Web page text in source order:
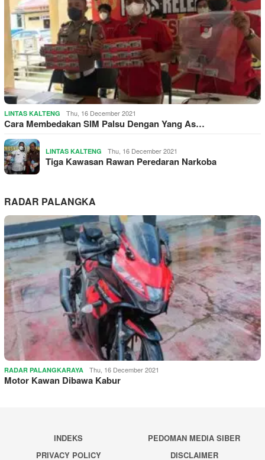
LINTAS KALTENG Thu, 16 December 2021
Cara Membedakan SIM Palsu Dengan Yang As…
LINTAS KALTENG Thu, 16 December 2021
Tiga Kawasan Rawan Peredaran Narkoba
RADAR PALANGKA
RADAR PALANGKARAYA Thu, 16 December 2021
Motor Kawan Dibawa Kabur
INDEKS
PEDOMAN MEDIA SIBER
PRIVACY POLICY
DISCLAIMER